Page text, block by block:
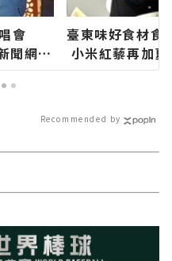
會
聞網官
今日新
臺東味好食材
小米紅藜再加
蓮新聞網官方網
Recommended by